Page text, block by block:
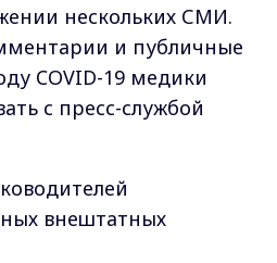
нескольких СМИ.
и публичные
COVID-19 медики
с пресс-службой
внештатных